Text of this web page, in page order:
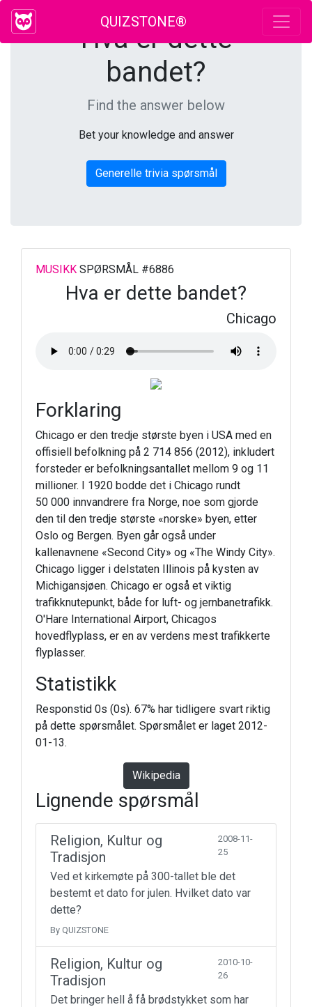
QUIZSTONE®
Hva er dette
bandet?
Find the answer below
Bet your knowledge and answer
Generelle trivia spørsmål
MUSIKK SPØRSMÅL #6886
Hva er dette bandet?
Chicago
Forklaring
Chicago er den tredje største byen i USA med en
offisiell befolkning på 2 714 856 (2012), inkludert
forsteder er befolkningsantallet mellom 9 og 11
millioner. I 1920 bodde det i Chicago rundt
50 000 innvandrere fra Norge, noe som gjorde
den til den tredje største «norske» byen, etter
Oslo og Bergen. Byen går også under
kallenavnene «Second City» og «The Windy City».
Chicago ligger i delstaten Illinois på kysten av
Michigansjøen. Chicago er også et viktig
trafikknutepunkt, både for luft- og jernbanetrafikk.
O'Hare International Airport, Chicagos
hovedflyplass, er en av verdens mest trafikkerte
flyplasser.
Statistikk
Responstid 0s (0s). 67% har tidligere svart riktig
på dette spørsmålet. Spørsmålet er laget 2012-
01-13.
Wikipedia
Lignende spørsmål
Religion, Kultur og
Tradisjon
2008-11-
25
Ved et kirkemøte på 300-tallet ble det
bestemt et dato for julen. Hvilket dato var
dette?
By QUIZSTONE
Religion, Kultur og
Tradisjon
2010-10-
26
Det bringer hell å få brødstykket som har